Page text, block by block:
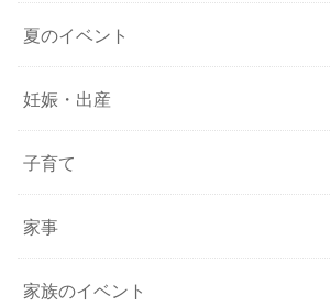
夏のイベント
妊娠・出産
子育て
家事
家族のイベント